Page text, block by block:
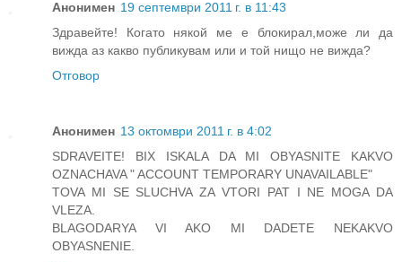
Анонимен 19 септември 2011 г. в 11:43
Здравейте! Когато някой ме е блокирал,може ли да
вижда аз какво публикувам или и той нищо не вижда?
Отговор
Анонимен 13 октомври 2011 г. в 4:02
SDRAVEITE! BIX ISKALA DA MI OBYASNITE KAKVO
OZNACHAVA " ACCOUNT TEMPORARY UNAVAILABLE"
TOVA MI SE SLUCHVA ZA VTORI PAT I NE MOGA DA
VLEZA.
BLAGODARYA VI AKO MI DADETE NEKAKVO
OBYASNENIE.